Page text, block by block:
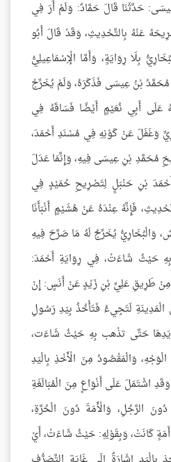
حَدَّثَنَا قَالَ حَمَّادٌ: وَلَمْ أَرَ فِي
عَنْهُ بِالتَّحْدِيثِ، وَقَدْ قَالَ أَبُو
بِلَا رِوَايَةٍ، وَأَمَّا الْإِسْمَاعِيلِيُّ
مُحَمَّدُ بْنُ عِيسَى فَذَكَرَهُ، وَلَمْ يُخَرِّجْ
أَبِي نُعَيْمٍ أَيْضًا فَسَاقَهُ فِي
وَغَفَلَ عَنْ كَوْنِهِ فِي مُسْنَدِ أَحْمَدَ،
مُحَمَّدِ بْنِ عِيسَى فِيهِ، وَإِنَّمَا عَدَلَ
بْنِ حَنْبَلٍ لِتَصْرِيحِ حُمَيْدٍ فِي
فَإِنَّهُ عِنْدَهُ عَنْ هُشَيْمٍ أَنْبَأَنَا
وَالْبُخَارِيُّ يُخَرِّجُ لَهُ مَا صَرَّحَ فِيهِ
بِهِ حَيْثُ شَاءَتْ، فِي رِوَايَةِ أَحْمَدَ:
مِنْ طَرِيقِ عَلِيِّ بْنِ زَيْدٍ عَنْ أَنَسٍ: إِنْ
الْمَدِينَةِ لَتَجِيءُ فَتَأْخُذُ بِيَدِ رَسُولِ
حَتَّى تذْهب بِهِ حَيْثُ شَاءَت،
وَالْمَقْصُودُ مِنَ الْأَخْذِ بِالْيَدِ
وَقَدِ اشْتَمَلَ عَلَى أَنْوَاعٍ مِنَ الْمُبَالَغَةِ
الرَّجُلِ، وَالْأَمَةَ دُونَ الْحُرَّةِ،
كَانَتْ، وَبِقَوْلِهِ: حَيْثُ شَاءَتْ، أَيْ